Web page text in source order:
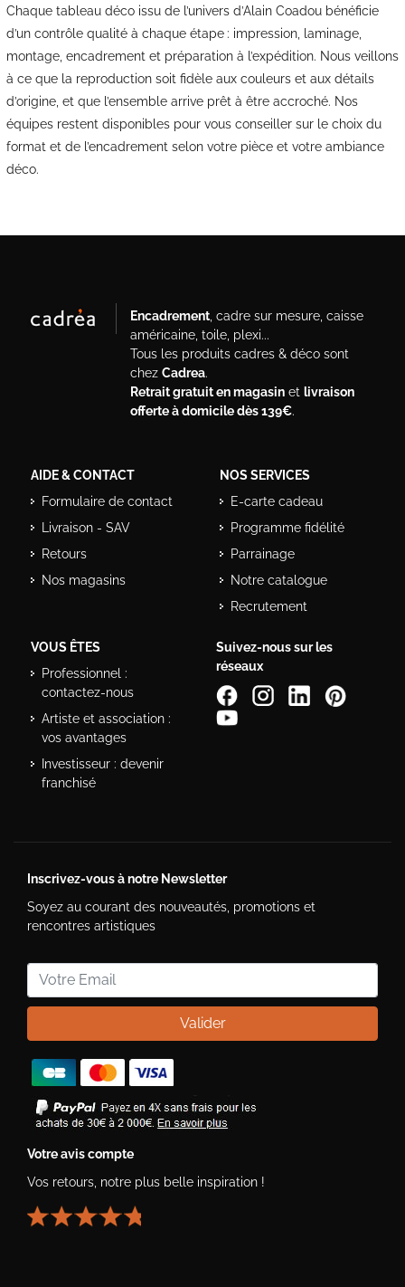
Chaque tableau déco issu de l’univers d’Alain Coadou bénéficie
d’un contrôle qualité à chaque étape : impression, laminage,
montage, encadrement et préparation à l’expédition. Nous veillons
à ce que la reproduction soit fidèle aux couleurs et aux détails
d’origine, et que l’ensemble arrive prêt à être accroché. Nos
équipes restent disponibles pour vous conseiller sur le choix du
format et de l’encadrement selon votre pièce et votre ambiance
déco.
Encadrement, cadre sur mesure, caisse
américaine, toile, plexi...
Tous les produits cadres & déco sont
chez Cadrea.
Retrait gratuit en magasinet livraison
offerte à domicile dès 139€.
AIDE & CONTACT
Formulaire de contact
Livraison - SAV
Retours
Nos magasins
NOS SERVICES
E-carte cadeau
Programme fidélité
Parrainage
Notre catalogue
Recrutement
VOUS ÊTES
Professionnel :
contactez-nous
Artiste et association :
vos avantages
Investisseur : devenir
franchisé
Suivez-nous sur les
réseaux
Inscrivez-vous à notre Newsletter
Soyez au courant des nouveautés, promotions et
rencontres artistiques
Valider
Votre avis compte
Vos retours, notre plus belle inspiration !